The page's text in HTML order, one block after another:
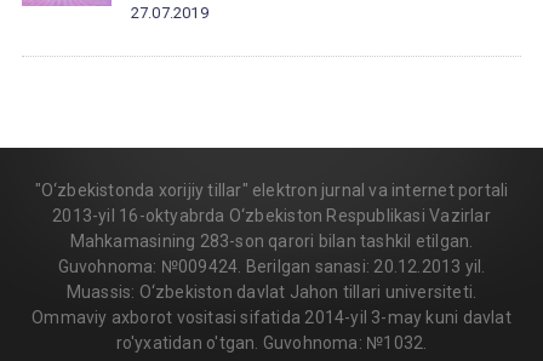
27.07.2019
"O‘zbekistonda xorijiy tillar" elektron jurnal va internet portali
2013-yil 16-oktyabrda O‘zbekiston Respublikasi Vazirlar
Mahkamasining 283-son qarori bilan tashkil etilgan.
Guvohnoma: №009424. Berilgan sanasi: 20.12.2013 yil.
Muassis: O‘zbekiston davlat Jahon tillari universiteti.
Ommaviy axborot vositasi sifatida 2014-yil 3-may kuni davlat
ro'yxatidan o'tgan. Guvohnoma: №1032.